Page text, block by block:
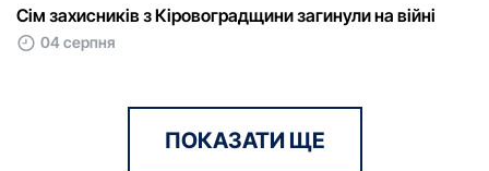
Сім захисників з Кіровоградщини загинули на війні
04 серпня
ПОКАЗАТИ ЩЕ